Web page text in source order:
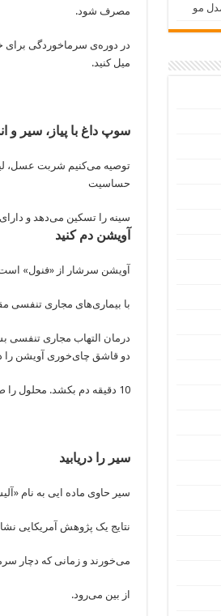
مصرف شود.
در دوره‌ی سرماخوردگی برای
میل کنید.
سوپ داغ با پیاز، سیر و
توصیه می‌کنیم شربت عسل،
حساسیت
سینه را تسکین می‌دهد و
آویشن دم کنید
آویشن سرشار از «فنول»
با بیماری‌های مجاری تنفسی
درمان التهاب مجاری تنفسی
دو قاشق چای‌خوری آویشن را
10 دقیقه دم بکشد. محلول را صاف کنید و روزانه سه مرتبه از این دم کرده میل کنید.
سیر را دریابید
سیر حاوی ماده ایی به نام
نتایج یک پژوهش آمریکایی
می‌خورند و زمانی که دچار
از بین می‌رود.
مو